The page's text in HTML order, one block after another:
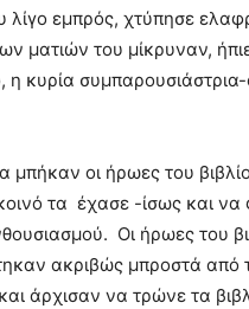
λίγο εμπρός, χτύπησε
ματιών του μίκρυναν,
η κυρία
μπήκαν οι ήρωες του
κοινό τα έχασε -ίσως και
Οι ήρωες του
ακριβώς μπροστά από
άρχισαν να τρώνε τα